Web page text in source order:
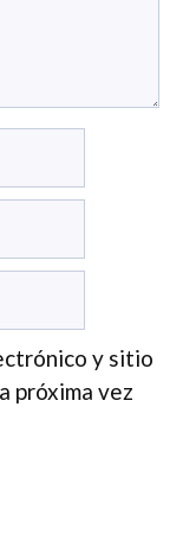
y sitio
próxima vez